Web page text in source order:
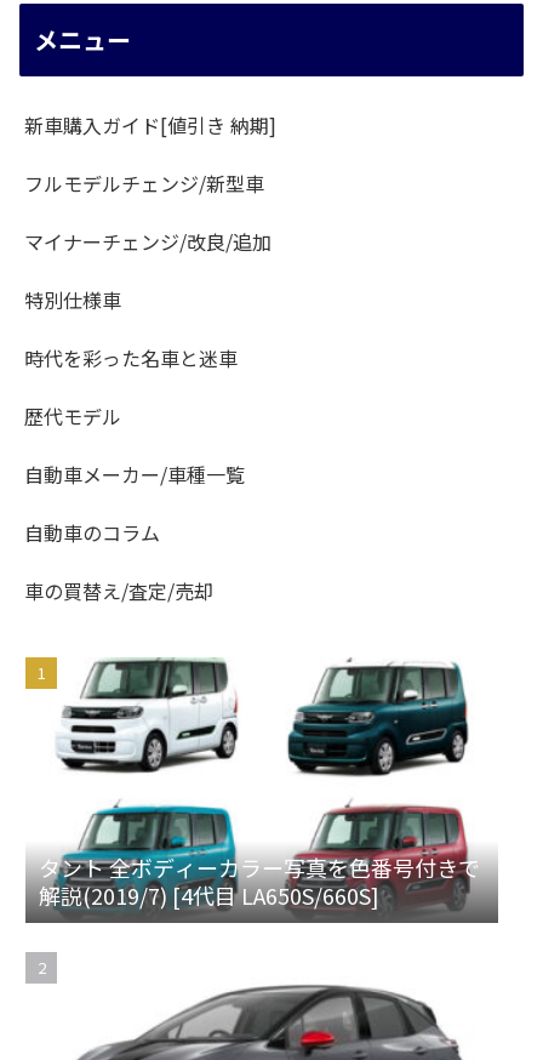
メニュー
新車購入ガイド[値引き 納期]
フルモデルチェンジ/新型車
マイナーチェンジ/改良/追加
特別仕様車
時代を彩った名車と迷車
歴代モデル
自動車メーカー/車種一覧
自動車のコラム
車の買替え/査定/売却
タント 全ボディーカラー写真を色番号付きで
解説(2019/7) [4代目 LA650S/660S]